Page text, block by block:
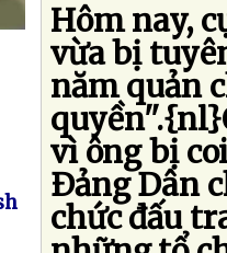
Hôm nay,
vừa bị
năm quản
vì ông bị
Ðảng Dân
chức đấu